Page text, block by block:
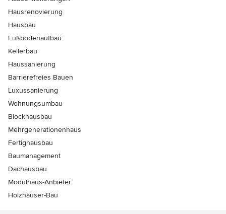
Hausrenovierung
Hausbau
Fußbodenaufbau
Kellerbau
Haussanierung
Barrierefreies Bauen
Luxussanierung
Wohnungsumbau
Blockhausbau
Mehrgenerationenhaus
Fertighausbau
Baumanagement
Dachausbau
Modulhaus-Anbieter
Holzhäuser-Bau